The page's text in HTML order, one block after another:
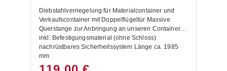
Diebstahlverriegelung für Materialcontainer und
Verkaufscontainer mit Doppelflügeltür Massive
Querstange zur Anbringung an unseren Containern
inkl. Befestigungsmaterial (ohne Schloss)
nachrüstbares Sicherheitssystem Länge ca. 1985
mm